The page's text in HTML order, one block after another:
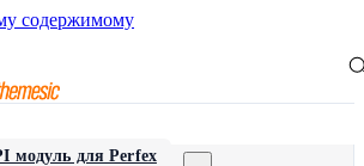
содержимому
модуль для Perfex